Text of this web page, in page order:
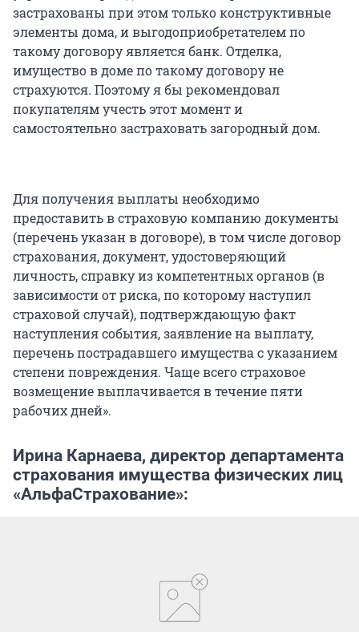
застрахованы при этом только конструктивные
элементы дома, и выгодоприобретателем по
такому договору является банк. Отделка,
имущество в доме по такому договору не
страхуются. Поэтому я бы рекомендовал
покупателям учесть этот момент и
самостоятельно застраховать загородный дом.
Для получения выплаты необходимо
предоставить в страховую компанию документы
(перечень указан в договоре), в том числе договор
страхования, документ, удостоверяющий
личность, справку из компетентных органов (в
зависимости от риска, по которому наступил
страховой случай), подтверждающую факт
наступления события, заявление на выплату,
перечень пострадавшего имущества с указанием
степени повреждения. Чаще всего страховое
возмещение выплачивается в течение пяти
рабочих дней».
Ирина Карнаева, директор департамента
страхования имущества физических лиц
«АльфаСтрахование»: